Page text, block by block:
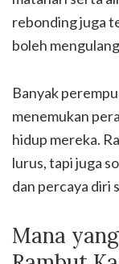
rebonding juga
boleh
Banyak
menemukan
hidup mereka.
lurus, tapi juga
dan percaya diri
Mana